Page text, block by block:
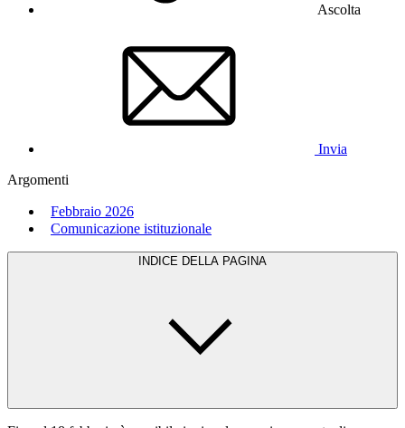
Ascolta
Invia
Argomenti
Febbraio 2026
Comunicazione istituzionale
INDICE DELLA PAGINA